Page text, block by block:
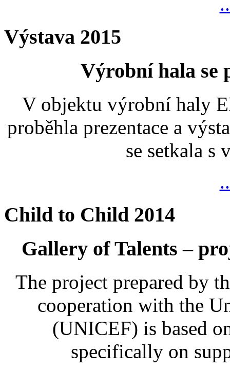
Výstava 2015
Výrobní hala
V objektu výrobní haly
proběhla prezentace a
se setkala s
Child to Child 2014
Gallery of Talents –
The project prepared by
cooperation with the
(UNICEF) is based
specifically on